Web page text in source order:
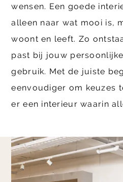
wensen. Een goede
alleen naar wat mooi is,
woont en leeft. Zo
past bij jouw
gebruik. Met de juiste
eenvoudiger om keuzes
er een interieur waarin